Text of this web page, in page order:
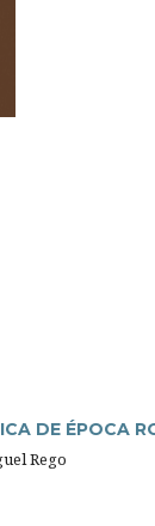
DE ÉPOCA
Rego